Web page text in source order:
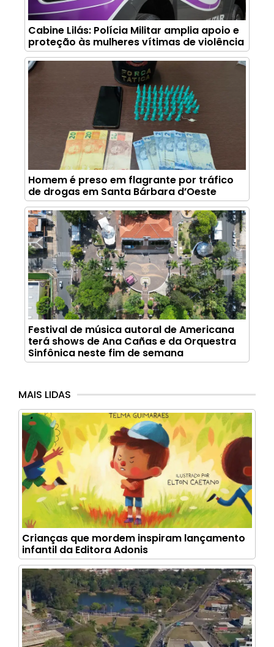
Cabine Lilás: Polícia Militar amplia apoio e
proteção às mulheres vítimas de violência
Homem é preso em flagrante por tráfico
de drogas em Santa Bárbara d’Oeste
Festival de música autoral de Americana
terá shows de Ana Cañas e da Orquestra
Sinfônica neste fim de semana
MAIS LIDAS
Crianças que mordem inspiram lançamento
infantil da Editora Adonis